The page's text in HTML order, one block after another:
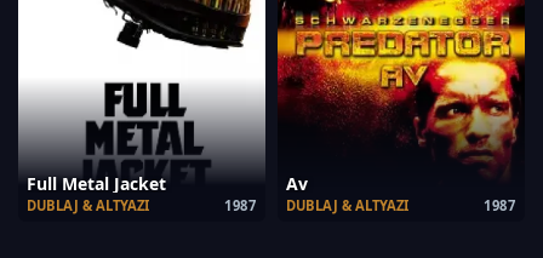
Full Metal Jacket
1987
DUBLAJ & ALTYAZI
Av
1987
DUBLAJ & ALTYAZI